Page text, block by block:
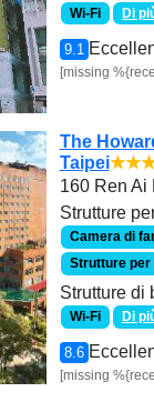
Wi-Fi Di
9.1
[missing
The
Taipei
160 Ren Ai
Strutture
Camera di
Strutture per
Strutture di
Wi-Fi Di
8.6
[missing